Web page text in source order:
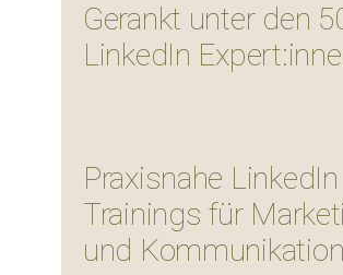
Gerankt unter den
LinkedIn
Praxisnahe LinkedIn
Trainings für
und Kommunikation